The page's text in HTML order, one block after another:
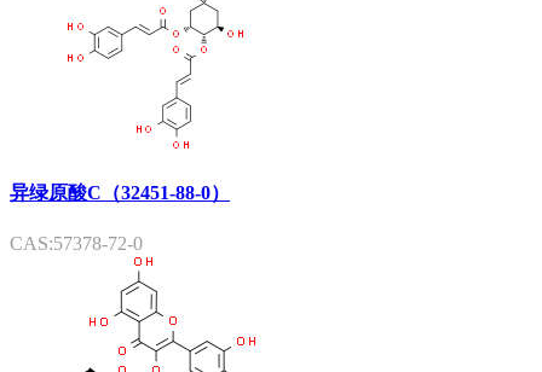
异绿原酸C（32451-88-0）
CAS:57378-72-0